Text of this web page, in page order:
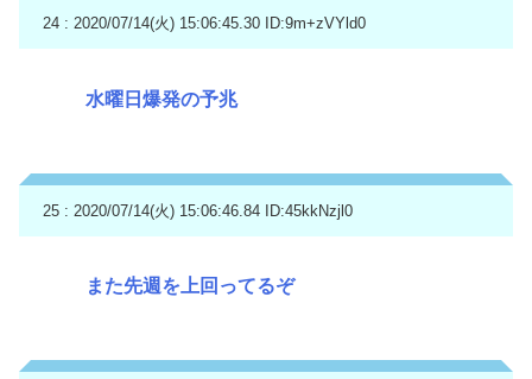
24 : 2020/07/14(火) 15:06:45.30 ID:9m+zVYld0
水曜日爆発の予兆
25 : 2020/07/14(火) 15:06:46.84 ID:45kkNzjl0
また先週を上回ってるぞ